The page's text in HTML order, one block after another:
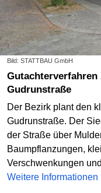
Bild: STATTBAU GmbH
Gutachterverfahren zur Umgestaltung der
Gudrunstraße
Der Bezirk plant den
Gudrunstraße. Der
der Straße über
Baumpflanzungen,
Verschwenkungen
Weitere Informationen